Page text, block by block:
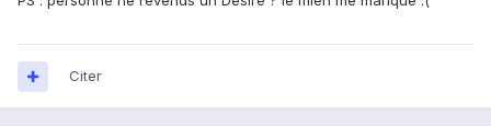
Citer